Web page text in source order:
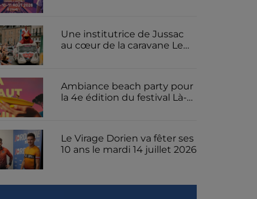
Une institutrice de Jussac
au cœur de la caravane Le
Ambiance beach party pour
la 4e édition du festival Là-
Le Virage Dorien va fêter ses
10 ans le mardi 14 juillet 2026